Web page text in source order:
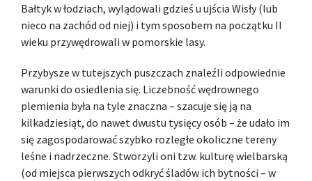
Bałtyk w łodziach, wylądowali gdzieś u ujścia Wisły (lub
nieco na zachód od niej) i tym sposobem na początku II
wieku przywędrowali w pomorskie lasy.
Przybysze w tutejszych puszczach znaleźli odpowiednie
warunki do osiedlenia się. Liczebność wędrownego
plemienia była na tyle znaczna – szacuje się ją na
kilkadziesiąt, do nawet dwustu tysięcy osób – że udało im
się zagospodarować szybko rozległe okoliczne tereny
leśne i nadrzeczne. Stworzyli oni tzw. kulturę wielbarską
(od miejsca pierwszych odkryć śladów ich bytności – w